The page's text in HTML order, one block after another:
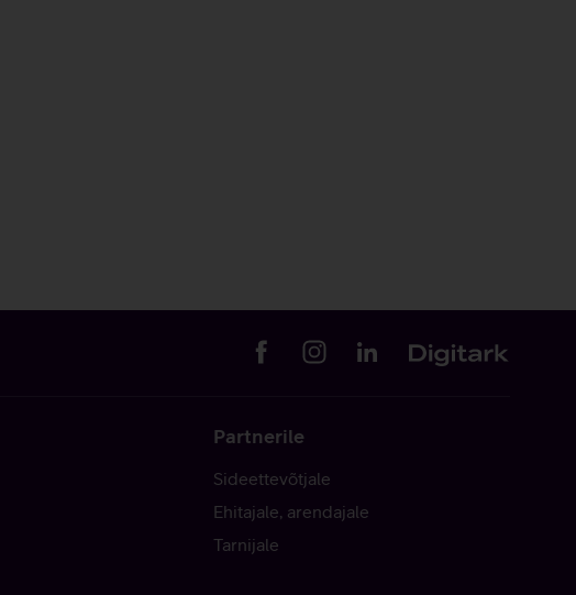
Partnerile
Sideettevõtjale
Ehitajale, arendajale
Tarnijale